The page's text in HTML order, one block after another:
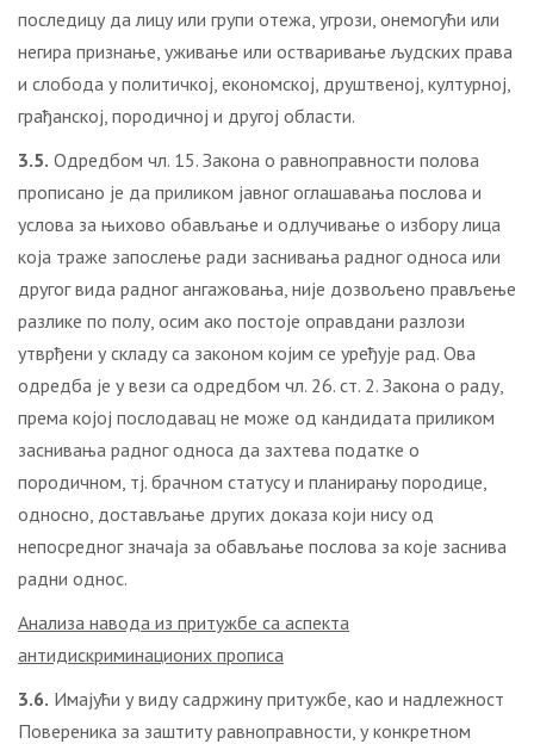
последицу да лицу или групи отежа, угрози, онемогући или
негира признање, уживање или остваривање људских права
и слобода у политичкој, економској, друштвеној, културној,
грађанској, породичној и другој области.
3.5. Одредбом чл. 15. Закона о равноправности полова
прописано је да приликом јавног оглашавања послова и
услова за њихово обављање и одлучивање о избору лица
која траже запослење ради заснивања радног односа или
другог вида радног ангажовања, није дозвољено прављење
разлике по полу, осим ако постоје оправдани разлози
утврђени у складу са законом којим се уређује рад. Ова
одредба је у вези са одредбом чл. 26. ст. 2. Закона о раду,
према којој послодавац не може од кандидата приликом
заснивања радног односа да захтева податке о
породичном, тј. брачном статусу и планирању породице,
односно, достављање других доказа који нису од
непосредног значаја за обављање послова за које заснива
радни однос.
Анализа навода из притужбе са аспекта
антидискриминационих прописа
3.6. Имајући у виду садржину притужбе, као и надлежност
Повереника за заштиту равноправности, у конкретном